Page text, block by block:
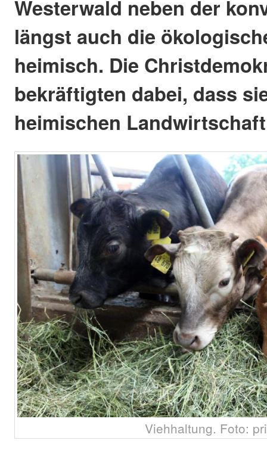
Westerwald neben der
längst auch die
heimisch. Die
bekräftigten dabei, dass
heimischen
Viehhaltung. Foto: